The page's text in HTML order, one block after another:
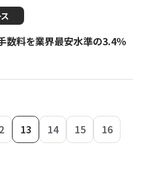
数料を業界最安水準の3.4％
13 14 15 16